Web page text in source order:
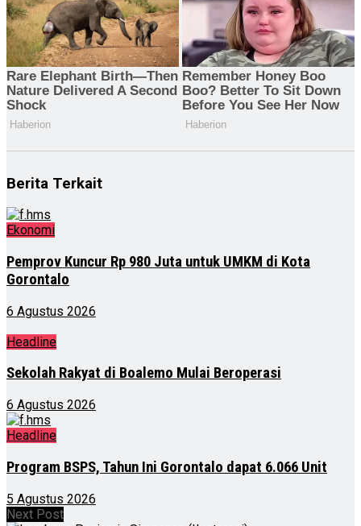
Berita Terkait
Ekonomi
Pemprov Kuncur Rp 980 Juta untuk UMKM di Kota
Gorontalo
6 Agustus 2026
Headline
Sekolah Rakyat di Boalemo Mulai Beroperasi
6 Agustus 2026
Headline
Program BSPS, Tahun Ini Gorontalo dapat 6.066 Unit
5 Agustus 2026
Next Post